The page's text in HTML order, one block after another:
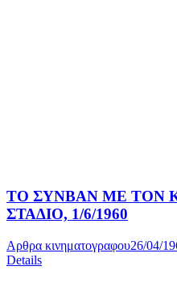
ΤΟ ΣΥΝΒΑΝ ΜΕ ΤΟΝ
ΣΤΑΔΙΟ, 1/6/1960
Αρθρα κινηματογραφου26/04/
Details